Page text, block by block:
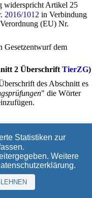
widerspricht Artikel 25
2016/1012 in Verbindung
(EU) Nr.
Gesetzentwurf dem
2 Überschrift TierZG)
des Abschnitt es
" die Wörter
wieder.
2a - neu - TierZG)
Absatz 2 folgender
sind
Statistiken zur
Weitere
.